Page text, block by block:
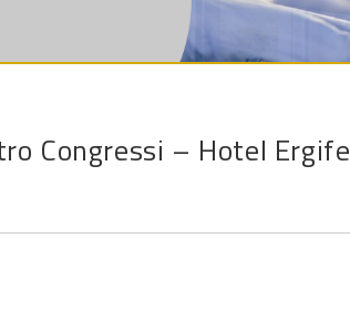
Congressi – Hotel Ergife